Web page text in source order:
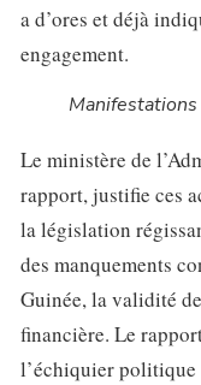
a d’ores et déjà
engagement.
Le ministère de
rapport, justifie ces
la législation
des manquements
Guinée, la validité
financière. Le
l’échiquier politique